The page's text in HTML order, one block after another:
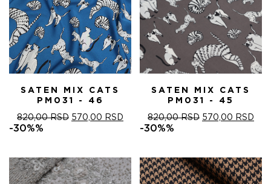
SATEN MIX CATS
PM031 - 46
820,00RSD ОРИГИНАЛНА
820,00 RSD.
570,00 RSD ТРЕНУТНА
ЦЕНА
-30%%
SATEN MIX CATS
PM031 - 45
820,00RSD ОРИГИНАЛНА
820,00 RSD.
570,00 RSD
-30%%